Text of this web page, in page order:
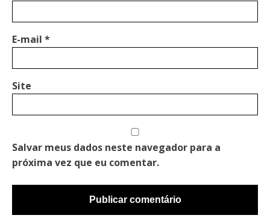
E-mail *
Site
Salvar meus dados neste navegador para a
próxima vez que eu comentar.